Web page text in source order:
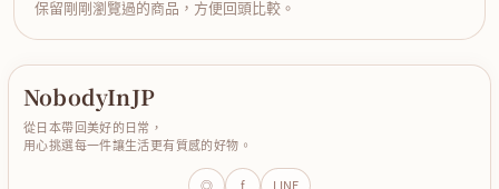
保留剛剛瀏覽過的商品，方便回頭比較。
NobodyInJP
從日本帶回美好的日常，
用心挑選每一件讓生活更有質感的好物。